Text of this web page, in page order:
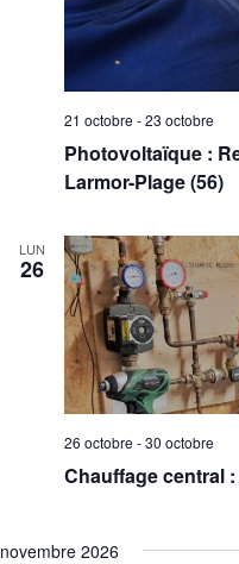
21 octobre -23 octobre
Photovoltaïque :
Larmor-Plage (56)
LUN
26
26 octobre -30 octobre
Chauffage central
novembre 2026